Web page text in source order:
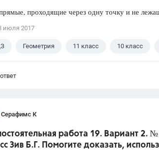
проходящие через одну точку и не
июля 2017
Геометрия 11 класс 10 класс
Серафимс К
работа 19. Вариант 2.
Зив Б.Г. Помогите доказать,